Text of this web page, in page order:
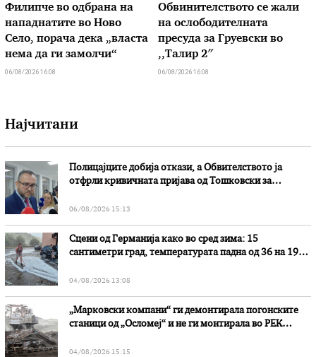
Филипче во одбрана на
нападнатите во Ново
Село, порача дека „власта
нема да ги замолчи“
06/08/2026 16:08
Обвинителството се жали
на ослободителната
пресуда за Груевски во
,,Талир 2″
06/08/2026 16:08
Најчитани
Полицајците добија откази, а Обвителството ја
отфрли кривичната пријава од Тошковски за
06/08/2026 15:13
Сцени од Германија како во сред зима: 15
сантиметри град, температурата падна од 36 на 19
04/08/2026 13:08
„Марковски компани“ ги демонтирала погонските
станици од „Осломеј“ и не ги монтирала во РЕК
04/08/2026 15:15